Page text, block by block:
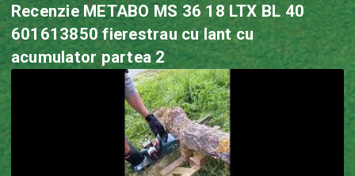
Recenzie METABO MS 36 18 LTX BL 40
601613850 fierestrau cu lant cu
acumulator partea 2